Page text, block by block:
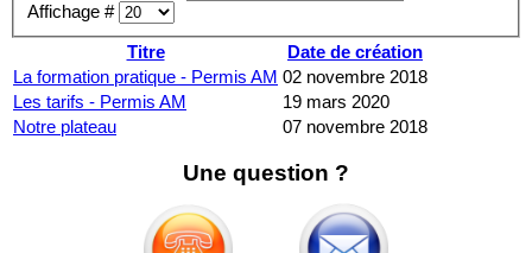
Affichage #
Titre
Date de création
La formation pratique - Permis AM 02 novembre 2018
Les tarifs - Permis AM
19 mars 2020
Notre plateau
07 novembre 2018
Une question ?